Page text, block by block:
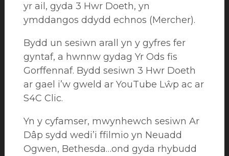
yr ail, gyda 3 Hwr Doeth, yn
ymddangos ddydd echnos (Mercher).
Bydd un sesiwn arall yn y gyfres fer
gyntaf, a hwnnw gydag Yr Ods fis
Gorffennaf. Bydd sesiwn 3 Hwr Doeth
ar gael i’w gweld ar YouTube Lŵp ac ar
S4C Clic.
Yn y cyfamser, mwynhewch sesiwn Ar
Dâp sydd wedi’i ffilmio yn Neuadd
Ogwen, Bethesda…ond gyda rhybudd